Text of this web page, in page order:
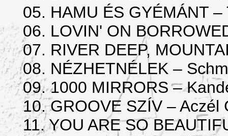
05. HAMU ÉS GYÉMÁNT
06. LOVIN' ON
07. RIVER DEEP,
08. NÉZHETNÉLEK –
09. 1000 MIRRORS –
10. GROOVE SZÍV – Aczél
11. YOU ARE SO